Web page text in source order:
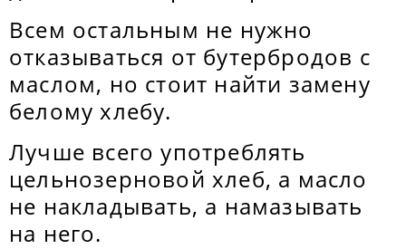
Всем остальным не нужно
отказываться от бутербродов с
маслом, но стоит найти замену
белому хлебу.
Лучше всего употреблять
цельнозерновой хлеб, а масло
не накладывать, а намазывать
на него.